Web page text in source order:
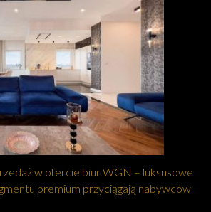
w ofercie biur WGN – luksusowe
premium przyciągają nabywców